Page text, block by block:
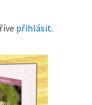
přihlásit.